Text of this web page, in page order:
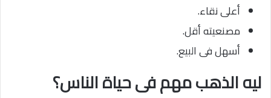
أعلى نقاء.
مصنعيته أقل.
أسهل فى البيع.
ليه الذهب مهم فى حياة الناس؟